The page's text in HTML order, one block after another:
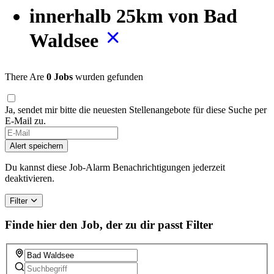
innerhalb 25km von Bad
Waldsee
There Are 0 Jobs wurden gefunden
Ja, sendet mir bitte die neuesten Stellenangebote für diese Suche per
E-Mail zu.
Alert speichern
Du kannst diese Job-Alarm Benachrichtigungen jederzeit
deaktivieren.
Filter
Finde hier den Job, der zu dir passt Filter